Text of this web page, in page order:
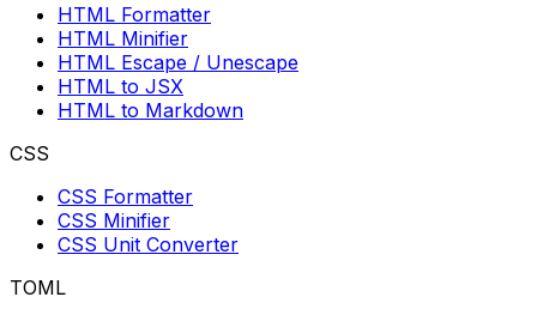
HTML Formatter
HTML Minifier
HTML Escape / Unescape
HTML to JSX
HTML to Markdown
CSS
CSS Formatter
CSS Minifier
CSS Unit Converter
TOML